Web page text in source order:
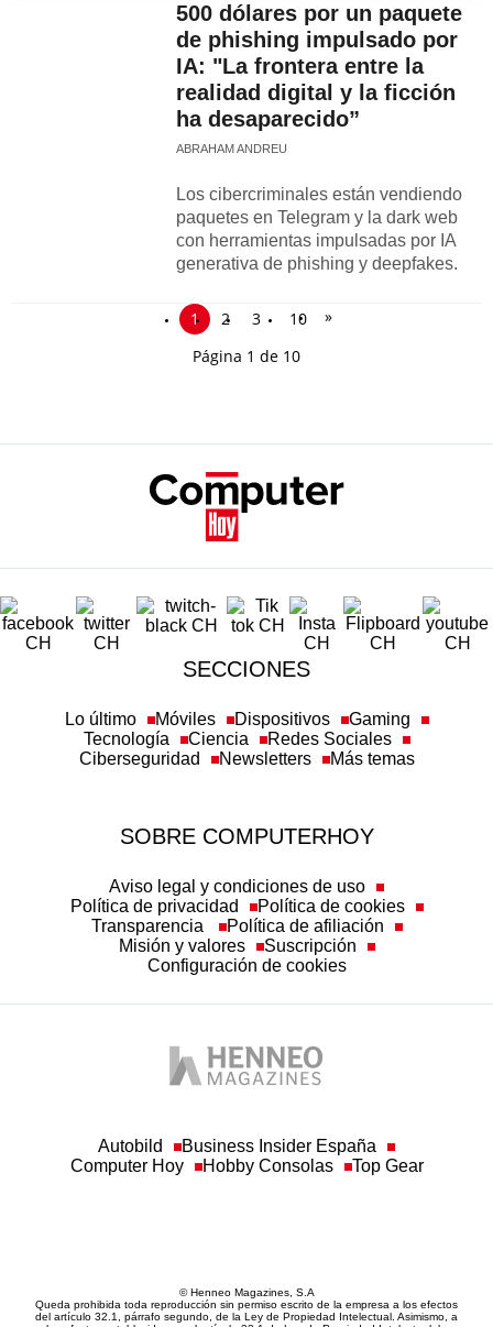
500 dólares por un paquete
de phishing impulsado por
IA: "La frontera entre la
realidad digital y la ficción
ha desaparecido”
ABRAHAM ANDREU
Los cibercriminales están vendiendo
paquetes en Telegram y la dark web
con herramientas impulsadas por IA
generativa de phishing y deepfakes.
1 2 3 10
»
Página 1 de 10
SECCIONES
Lo último Móviles Dispositivos
Gaming
Tecnología
Ciencia
Redes Sociales
Ciberseguridad
Newsletters Más temas
SOBRE COMPUTERHOY
Aviso legal y condiciones de uso
Política de privacidad
Política de cookies
Transparencia
Política de afiliación
Misión y valores
Suscripción
Configuración de cookies
Autobild
Business Insider España
Computer Hoy
Hobby Consolas Top Gear
© Henneo Magazines, S.A
Queda prohibida toda reproducción sin permiso escrito de la empresa a los efectos
del artículo 32.1, párrafo segundo, de la Ley de Propiedad Intelectual. Asimismo, a